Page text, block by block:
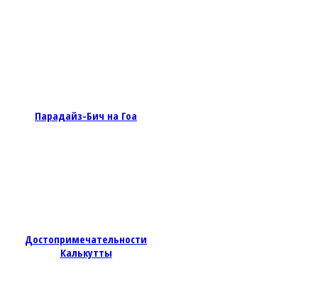
Парадайз-Бич на Гоа
Достопримечательности
Калькутты